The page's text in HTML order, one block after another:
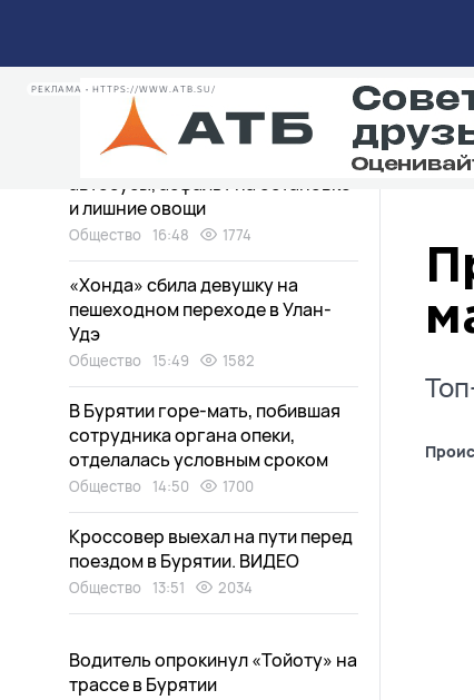
РЕКЛАМА • HTTPS://WWW.ATB.SU/
обрушатся на Бурятию
Общество 1881
«Вопрос-Ответ»: пропавшие
автобусы, асфальт на остановке
и лишние овощи
Общество 16:48 1774
«Хонда» сбила девушку на
пешеходном переходе в Улан-
Удэ
Общество 15:49 1582
В Бурятии горе-мать, побившая
сотрудника органа опеки,
отделалась условным сроком
Общество 14:50 1700
Кроссовер выехал на пути перед
поездом в Бурятии. ВИДЕО
Общество 13:51 2034
Водитель опрокинул «Тойоту» на
трассе в Бурятии